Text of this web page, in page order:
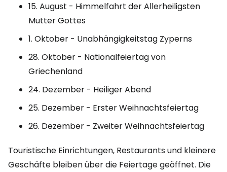
15. August - Himmelfahrt der Allerheiligsten
Mutter Gottes
1. Oktober - Unabhängigkeitstag Zyperns
28. Oktober - Nationalfeiertag von
Griechenland
24. Dezember - Heiliger Abend
25. Dezember - Erster Weihnachtsfeiertag
26. Dezember - Zweiter Weihnachtsfeiertag
Touristische Einrichtungen, Restaurants und kleinere
Geschäfte bleiben über die Feiertage geöffnet. Die